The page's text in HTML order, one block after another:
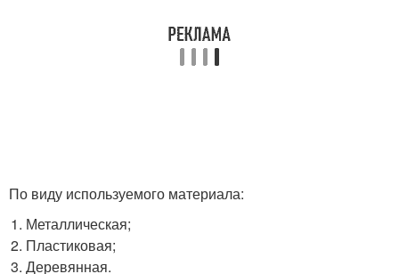
По виду используемого материала:
Металлическая;
Пластиковая;
Деревянная.